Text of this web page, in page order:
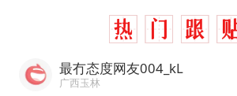
最冇态度网友004_kL
广西玉林